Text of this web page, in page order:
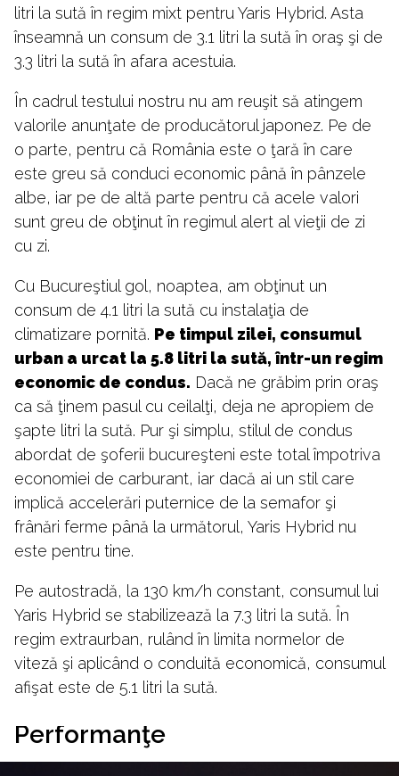
litri la sută în regim mixt pentru Yaris Hybrid. Asta
înseamnă un consum de 3.1 litri la sută în oraş şi de
3.3 litri la sută în afara acestuia.
În cadrul testului nostru nu am reuşit să atingem
valorile anunţate de producătorul japonez. Pe de
o parte, pentru că România este o ţară în care
este greu să conduci economic până în pânzele
albe, iar pe de altă parte pentru că acele valori
sunt greu de obţinut în regimul alert al vieţii de zi
cu zi.
Cu Bucureştiul gol, noaptea, am obţinut un
consum de 4.1 litri la sută cu instalaţia de
climatizare pornită. Pe timpul zilei, consumul
urban a urcat la 5.8 litri la sută, într-un regim
economic de condus. Dacă ne grăbim prin oraş
ca să ţinem pasul cu ceilalţi, deja ne apropiem de
şapte litri la sută. Pur şi simplu, stilul de condus
abordat de şoferii bucureşteni este total împotriva
economiei de carburant, iar dacă ai un stil care
implică accelerări puternice de la semafor şi
frânări ferme până la următorul, Yaris Hybrid nu
este pentru tine.
Pe autostradă, la 130 km/h constant, consumul lui
Yaris Hybrid se stabilizează la 7.3 litri la sută. În
regim extraurban, rulând în limita normelor de
viteză şi aplicând o conduită economică, consumul
afişat este de 5.1 litri la sută.
Performanţe